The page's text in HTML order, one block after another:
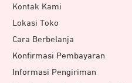
Kontak Kami
Lokasi Toko
Cara Berbelanja
Konfirmasi Pembayaran
Informasi Pengiriman